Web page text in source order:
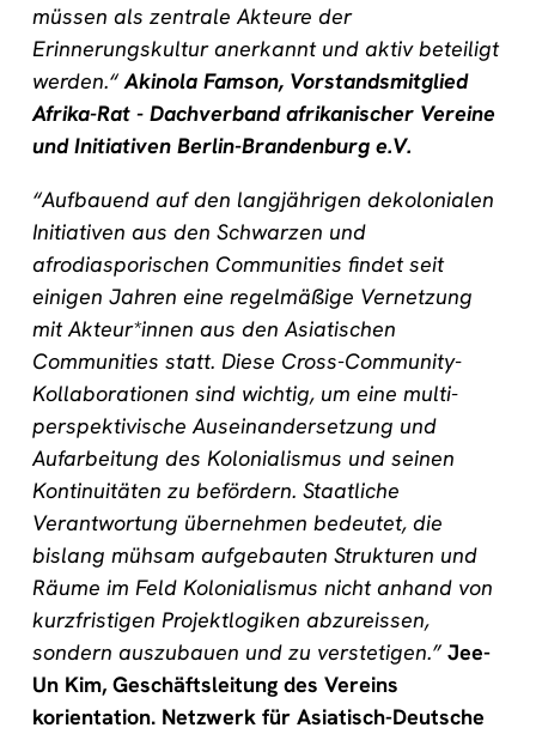
müssen als zentrale Akteure der
Erinnerungskultur anerkannt und aktiv beteiligt
werden.“Akinola Famson, Vorstandsmitglied
Afrika-Rat - Dachverband afrikanischer Vereine
und Initiativen Berlin-Brandenburg e.V.
“Aufbauend auf den langjährigen dekolonialen
Initiativen aus den Schwarzen und
afrodiasporischen Communities findet seit
einigen Jahren eine regelmäßige Vernetzung
mit Akteur*innen aus den Asiatischen
Communities statt. Diese Cross-Community-
Kollaborationen sind wichtig, um eine multi-
perspektivische Auseinandersetzung und
Aufarbeitung des Kolonialismus und seinen
Kontinuitäten zu befördern. Staatliche
Verantwortung übernehmen bedeutet, die
bislang mühsam aufgebauten Strukturen und
Räume im Feld Kolonialismus nicht anhand von
kurzfristigen Projektlogiken abzureissen,
sondern auszubauen und zu verstetigen.”Jee-
Un Kim, Geschäftsleitung des Vereins
korientation. Netzwerk für Asiatisch-Deutsche